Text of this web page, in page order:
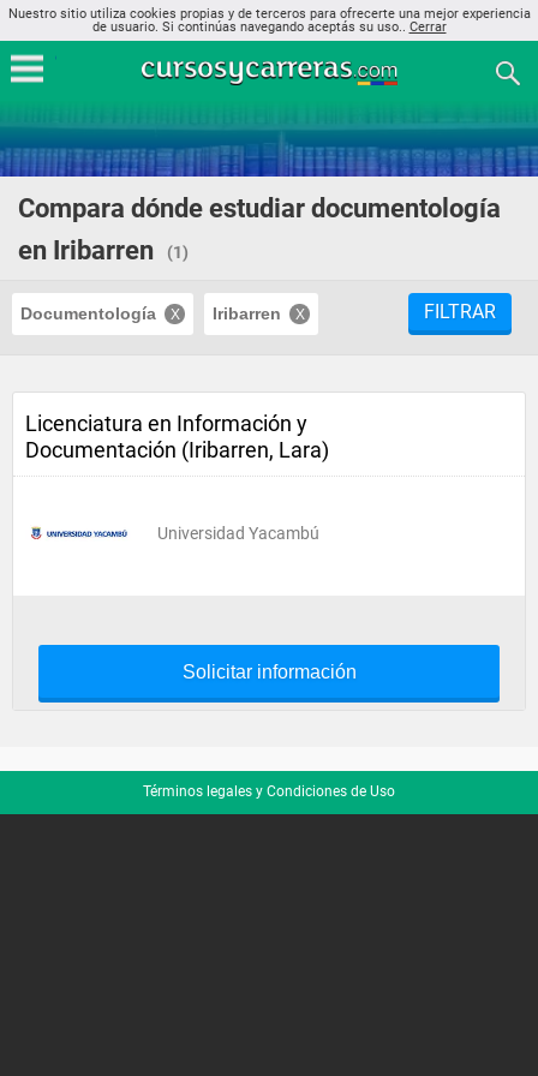
Nuestro sitio utiliza cookies propias y de terceros para ofrecerte una mejor experiencia
de usuario. Si continúas navegando aceptás su uso.. Cerrar
Compara dónde estudiar documentología
en Iribarren
(1)
Documentología Iribarren FILTRAR
Licenciatura en Información y
Documentación (Iribarren, Lara)
Universidad Yacambú
Solicitar información
Términos legales y Condiciones de Uso